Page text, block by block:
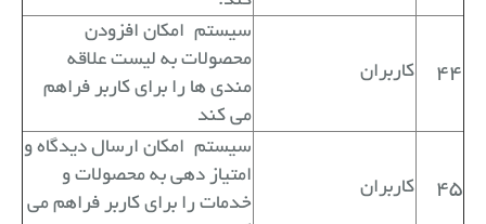
44 کاربران
سیستم امکان افزودن
محصولات به لیست علاقه
مندی ها را برای کاربر فراهم
می کند
45 کاربران
سیستم امکان ارسال دیدگاه و
امتیاز دهی به محصولات و
خدمات را برای کاربر فراهم می